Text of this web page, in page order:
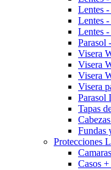
Lentes
Lentes
Lentes -
Visera
Visera
Visera
Visera
Parasol
Tapas
Fundas
Protecciones
Casos